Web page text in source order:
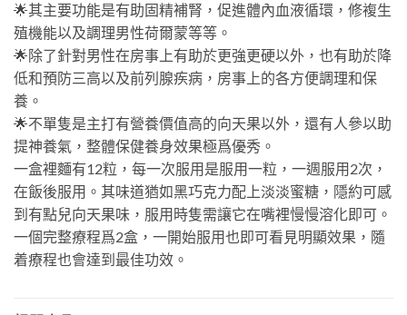
🌟其主要功能是有助固精補腎，促進體內血液循環，修複生
殖機能以及調理男性荷爾蒙等等。
🌟除了針對男性在房事上有助於更強更硬以外，也有助於降
低和預防三高以及前列腺疾病，房事上的各方便調理和保
養。
🌟不單隻是主打有營養價值高的向天果以外，還有人參以助
提神養氣，整體保健養身效果極爲優秀。
一盒裡麵有12粒，每一次服用是服用一粒，一週服用2次，
在飯後服用。其味道猶如黑巧克力配上淡淡蜜糖，隱約可感
到有點兒向天果味，服用時隻需讓它在嘴裡慢慢溶化即可。
一個完整療程爲2盒，一開始服用也即可看見明顯效果，隨
着療程也會達到最佳功效。